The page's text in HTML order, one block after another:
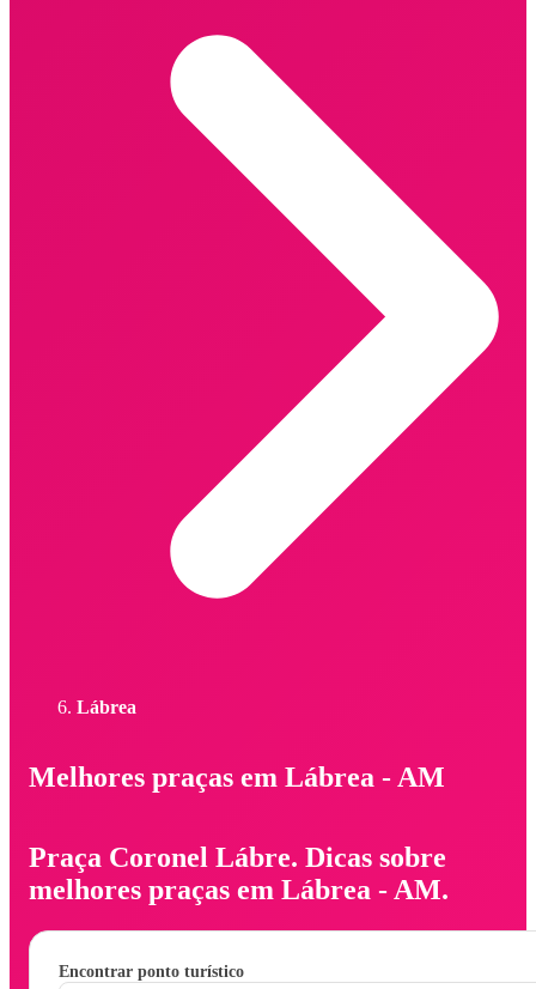
Lábrea
Melhores praças em Lábrea - AM
Praça Coronel Lábre. Dicas sobre
melhores praças em Lábrea - AM.
Encontrar ponto turístico